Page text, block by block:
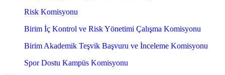
Risk Komisyonu
Birim İç Kontrol ve Risk Yönetimi Çalışma Komisyonu
Birim Akademik Teşvik Başvuru ve İnceleme Komisyonu
Spor Dostu Kampüs Komisyonu